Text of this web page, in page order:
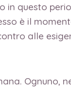
in questo
è il
alle
Ognuno,